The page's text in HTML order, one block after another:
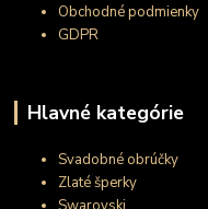
Obchodné podmienky
GDPR
Hlavné kategórie
Svadobné obrúčky
Zlaté šperky